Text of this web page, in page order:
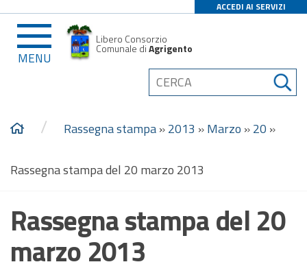
ACCEDI AI SERVIZI
MENU
Libero Consorzio
Comunale diAgrigento
/ Rassegna stampa»2013 »Marzo »20 »
Rassegna stampa del 20 marzo 2013
Rassegna stampa del 20
marzo 2013